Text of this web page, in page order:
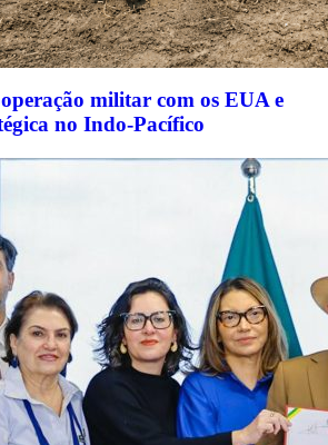
militar com os EUA e
no Indo-Pacífico